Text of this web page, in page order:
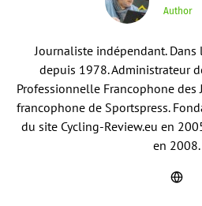
Author
Journaliste indépendant.
depuis 1978. Administrateur
Professionnelle Francophone
francophone de Sportspress.
du site Cycling-Review.eu en
en 2008.